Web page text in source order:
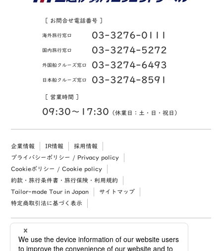
［ お問合せ電話番号 ］
海外旅行窓口 03-3276-0111
国内旅行窓口 03-3274-5272
外国船クルーズ窓口 03-3274-6493
日本船クルーズ窓口 03-3274-8591
［ 営業時間 ］
09:30〜17:30 （休業日：土・日・祝日）
企業情報 IR情報
採用情報
プライバシーポリシー / Privacy policy
Cookieポリシー / Cookie policy
約款・旅行条件書・旅行保険・利用規約
Tailor-made Tour in Japan
サイトマップ
特定商取引法に基づく表示